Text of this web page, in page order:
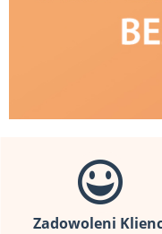
Zadowoleni